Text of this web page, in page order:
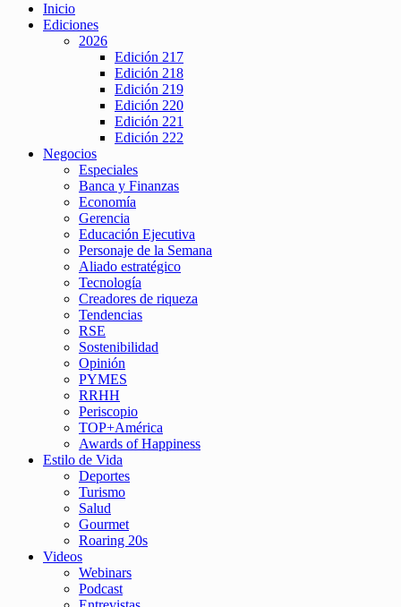
Inicio
Ediciones
2026
Edición 217
Edición 218
Edición 219
Edición 220
Edición 221
Edición 222
Negocios
Especiales
Banca y Finanzas
Economía
Gerencia
Educación Ejecutiva
Personaje de la Semana
Aliado estratégico
Tecnología
Creadores de riqueza
Tendencias
RSE
Sostenibilidad
Opinión
PYMES
RRHH
Periscopio
TOP+América
Awards of Happiness
Estilo de Vida
Deportes
Turismo
Salud
Gourmet
Roaring 20s
Videos
Webinars
Podcast